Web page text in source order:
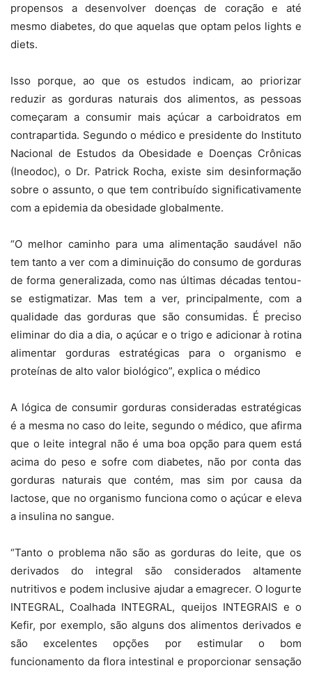
propensos a desenvolver doenças de coração e até
mesmo diabetes, do que aquelas que optam pelos lights e
diets.
Isso porque, ao que os estudos indicam, ao priorizar
reduzir as gorduras naturais dos alimentos, as pessoas
começaram a consumir mais açúcar a carboidratos em
contrapartida. Segundo o médico e presidente do Instituto
Nacional de Estudos da Obesidade e Doenças Crônicas
(Ineodoc), o Dr. Patrick Rocha, existe sim desinformação
sobre o assunto, o que tem contribuído significativamente
com a epidemia da obesidade globalmente.
“O melhor caminho para uma alimentação saudável não
tem tanto a ver com a diminuição do consumo de gorduras
de forma generalizada, como nas últimas décadas tentou-
se estigmatizar. Mas tem a ver, principalmente, com a
qualidade das gorduras que são consumidas. É preciso
eliminar do dia a dia, o açúcar e o trigo e adicionar à rotina
alimentar gorduras estratégicas para o organismo e
proteínas de alto valor biológico”, explica o médico
A lógica de consumir gorduras consideradas estratégicas
é a mesma no caso do leite, segundo o médico, que afirma
que o leite integral não é uma boa opção para quem está
acima do peso e sofre com diabetes, não por conta das
gorduras naturais que contém, mas sim por causa da
lactose, que no organismo funciona como o açúcar e eleva
a insulina no sangue.
“Tanto o problema não são as gorduras do leite, que os
derivados do integral são considerados altamente
nutritivos e podem inclusive ajudar a emagrecer. O Iogurte
INTEGRAL, Coalhada INTEGRAL, queijos INTEGRAIS e o
Kefir, por exemplo, são alguns dos alimentos derivados e
são excelentes opções por estimular o bom
funcionamento da flora intestinal e proporcionar sensação